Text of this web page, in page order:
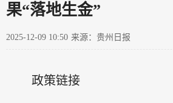
果“落地生金”
2025-12-09 10:50 来源：贵州日报
政策链接